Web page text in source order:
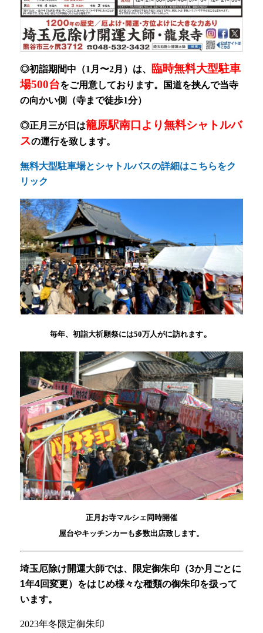
◎初詣期間中（1月〜2月） は、
臨時無料大型駐車
場500台をご用意しております。
国道を挟んで当寺
の向かい側（寺まで徒歩1分）
◎正月三が日は籠原駅南口より無料シャトルバ
スの運行を致します。
無料大型駐車場とシャトルバスの詳細はこちらをク
リック
毎年、初詣大祈願祭には50万人がに訪れます。
正月お寺マルシェ同時開催
屋台やキッチンカーも多数出店致します。
埼玉厄除け開運大師では、限定御朱印（3か月ごとに
1年4回変更）をはじめ様々な種類の御朱印を扱って
います。
2023年冬限定御朱印